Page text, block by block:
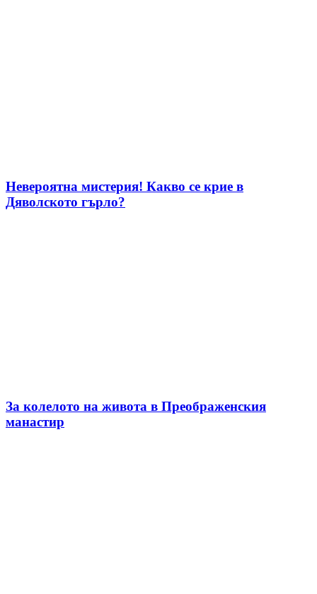
Невероятна мистерия! Какво се крие в
Дяволското гърло?
За колелото на живота в Преображенския
манастир